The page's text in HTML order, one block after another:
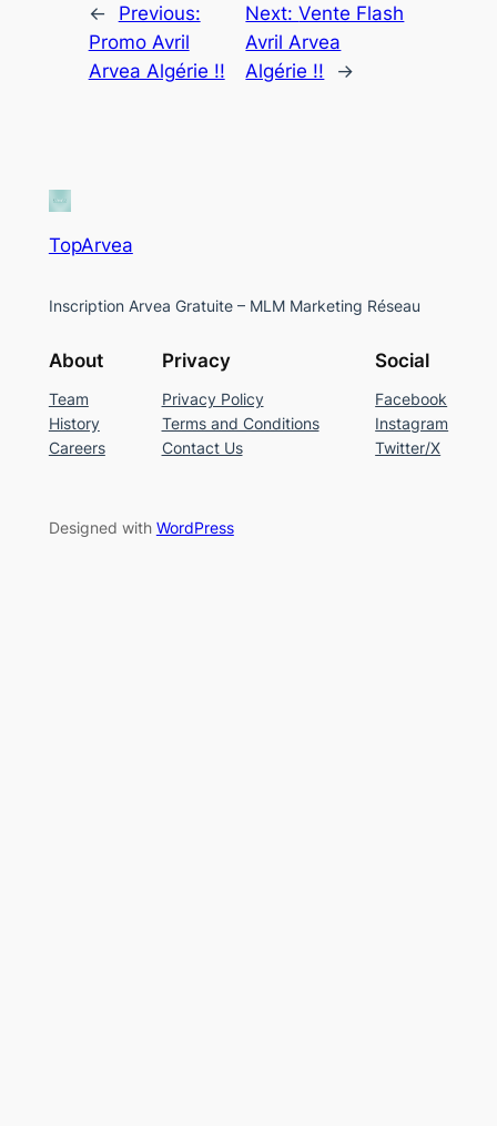
←
Previous:
Promo Avril
Arvea Algérie !!
Next:Vente Flash
Avril Arvea
Algérie !!
→
TopArvea
Inscription Arvea Gratuite – MLM Marketing Réseau
About
Team
History
Careers
Privacy
Privacy Policy
Terms and Conditions
Contact Us
Social
Facebook
Instagram
Twitter/X
Designed with WordPress